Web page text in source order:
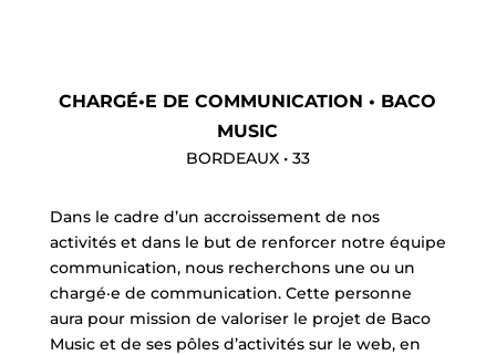
CHARGÉ•E DE COMMUNICATION • BACO
MUSIC
BORDEAUX • 33
Dans le cadre d’un accroissement de nos
activités et dans le but de renforcer notre équipe
communication, nous recherchons une ou un
chargé·e de communication. Cette personne
aura pour mission de valoriser le projet de Baco
Music et de ses pôles d’activités sur le web, en